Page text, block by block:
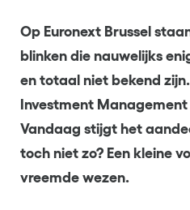
Op Euronext Brussel
blinken die nauwelijks
en totaal niet bekend
Investment
Vandaag stijgt het
toch niet zo? Een kleine
vreemde wezen.